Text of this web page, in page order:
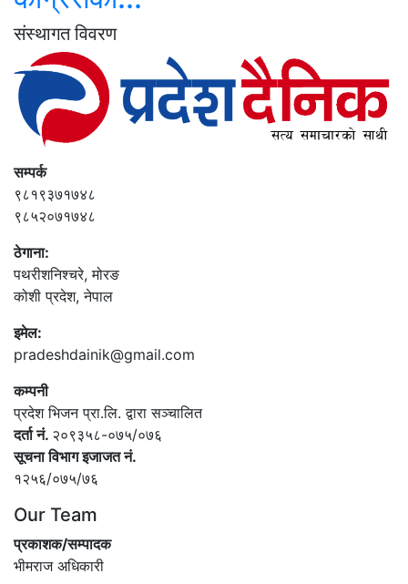
संस्थागत विवरण
सम्पर्क
९८१९३७१७४८
९८५२०७१७४८
ठेगाना:
पथरीशनिश्‍चरे, मोरङ
कोशी प्रदेश, नेपाल
इमेल:
pradeshdainik@gmail.com
कम्पनी
प्रदेश भिजन प्रा.लि. द्वारा सञ्‍चालित
दर्ता नं. २०९३५८-०७५/०७६
सूचना विभाग इजाजत नं.
१२५६/०७५/७६
Our Team
प्रकाशक/सम्पादक
भीमराज अधिकारी